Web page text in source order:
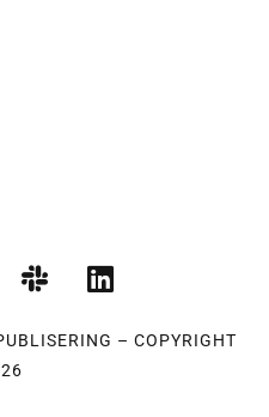
– COPYRIGHT